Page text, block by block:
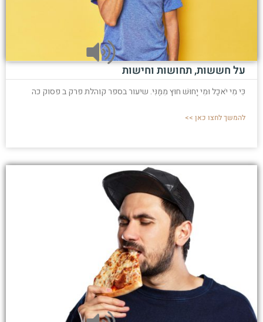
על חששות, תחושות וחישות
כִּי מִי יֹאכַל וּמִי יָחוּשׁ חוּץ מִמֶּנִּי. שיעור בספר קוהלת פרק ב פסוק כה
להמשך לחצו כאן >>